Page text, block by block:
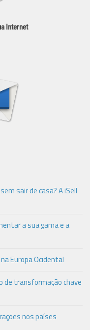
Internet
sair de casa? A iSell
a sua gama e a
Europa Ocidental
de transformação chave
nos países